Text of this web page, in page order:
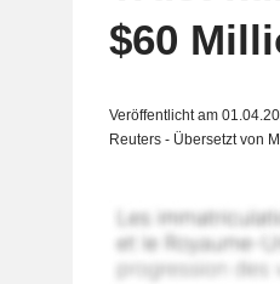
$60
Veröffentlicht am
Reuters - Übersetzt von